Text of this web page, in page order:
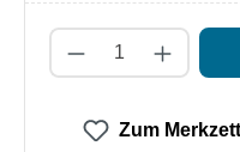
Produkt
Zum